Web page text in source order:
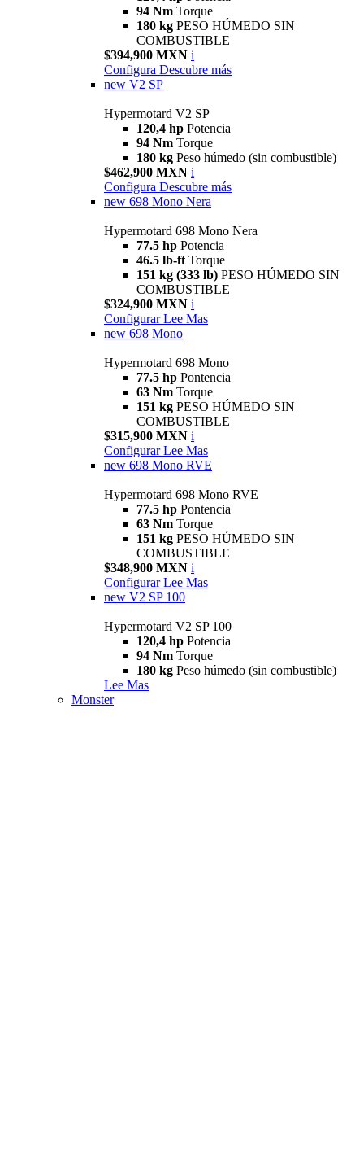
94 Nm Torque
180 kg PESO HÚMEDO SIN
COMBUSTIBLE
$394,900 MXN i
Configura Descubre más
new V2 SP
Hypermotard V2 SP
120,4 hp Potencia
94 Nm Torque
180 kg Peso húmedo (sin combustible)
$462,900 MXN i
Configura Descubre más
new 698 Mono Nera
Hypermotard 698 Mono Nera
77.5 hp Potencia
46.5 lb-ft Torque
151 kg (333 lb) PESO HÚMEDO SIN
COMBUSTIBLE
$324,900 MXN i
Configurar Lee Mas
new 698 Mono
Hypermotard 698 Mono
77.5 hp Pontencia
63 Nm Torque
151 kg PESO HÚMEDO SIN
COMBUSTIBLE
$315,900 MXN i
Configurar Lee Mas
new 698 Mono RVE
Hypermotard 698 Mono RVE
77.5 hp Pontencia
63 Nm Torque
151 kg PESO HÚMEDO SIN
COMBUSTIBLE
$348,900 MXN i
Configurar Lee Mas
new V2 SP 100
Hypermotard V2 SP 100
120,4 hp Potencia
94 Nm Torque
180 kg Peso húmedo (sin combustible)
Lee Mas
Monster